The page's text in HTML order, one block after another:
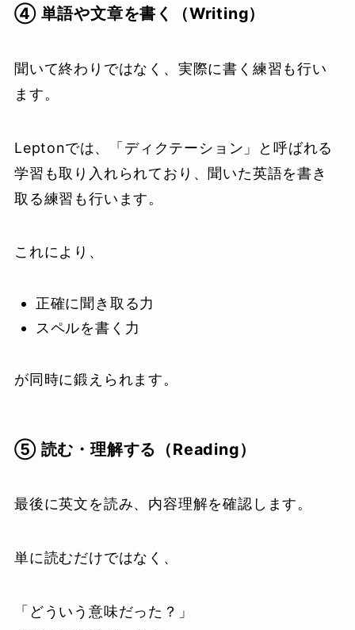
④ 単語や文章を書く（Writing）
聞いて終わりではなく、実際に書く練習も行い
ます。
Leptonでは、「ディクテーション」と呼ばれる
学習も取り入れられており、聞いた英語を書き
取る練習も行います。
これにより、
正確に聞き取る力
スペルを書く力
が同時に鍛えられます。
⑤ 読む・理解する（Reading）
最後に英文を読み、内容理解を確認します。
単に読むだけではなく、
「どういう意味だった？」